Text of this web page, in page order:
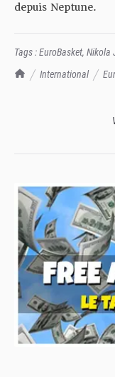
TrashTalk Actu NBA
International
depuis Neptune.
Tags :EuroBasket, Nikola